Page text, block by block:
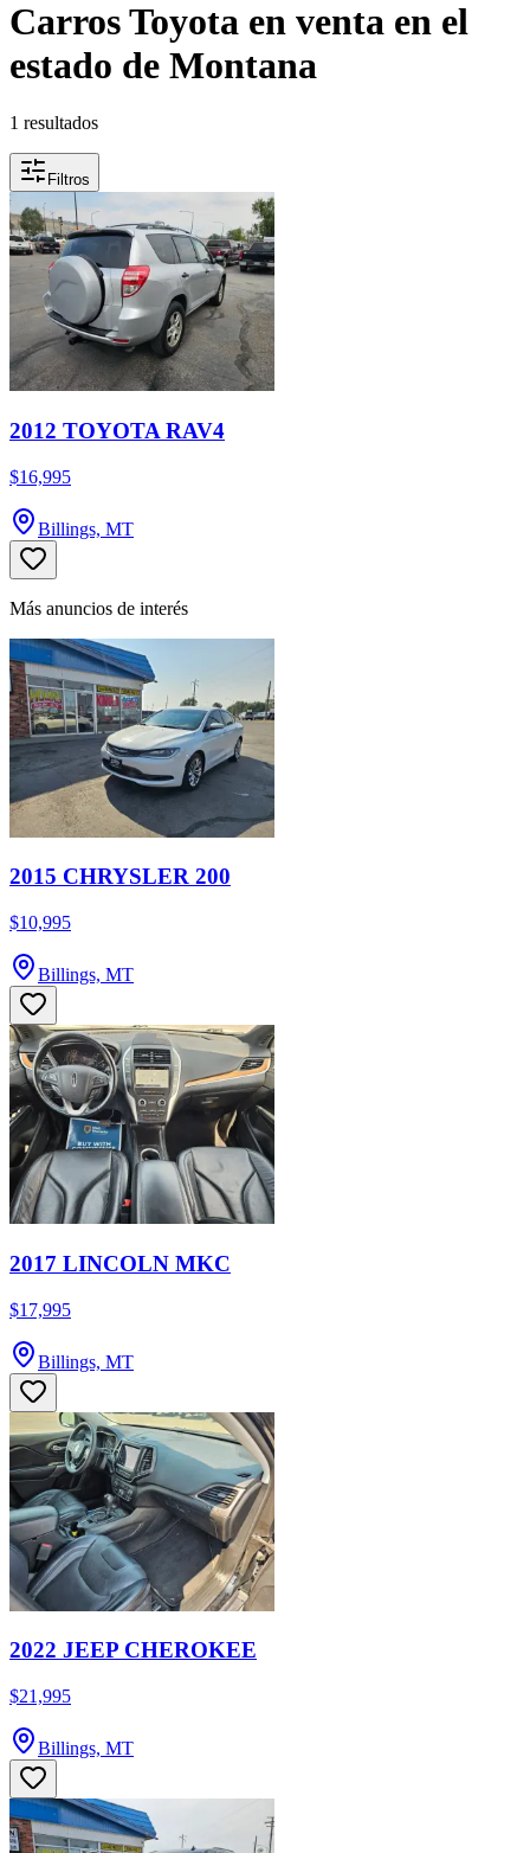
Carros Toyota en venta en el
estado de Montana
1 resultados
Filtros
2012 TOYOTA RAV4
$16,995
Billings, MT
Más anuncios de interés
2015 CHRYSLER 200
$10,995
Billings, MT
2017 LINCOLN MKC
$17,995
Billings, MT
2022 JEEP CHEROKEE
$21,995
Billings, MT